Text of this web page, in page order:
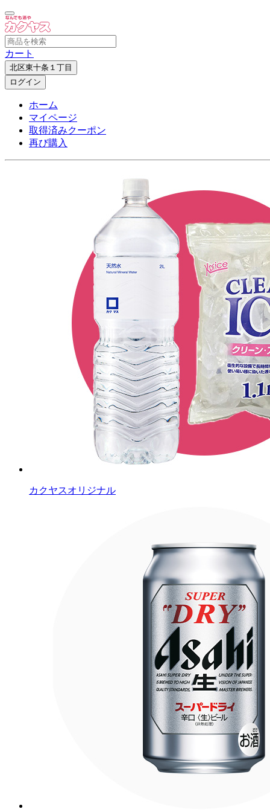
カート
北区東十条１丁目
ログイン
ホーム
マイページ
取得済みクーポン
再び購入
カクヤスオリジナル